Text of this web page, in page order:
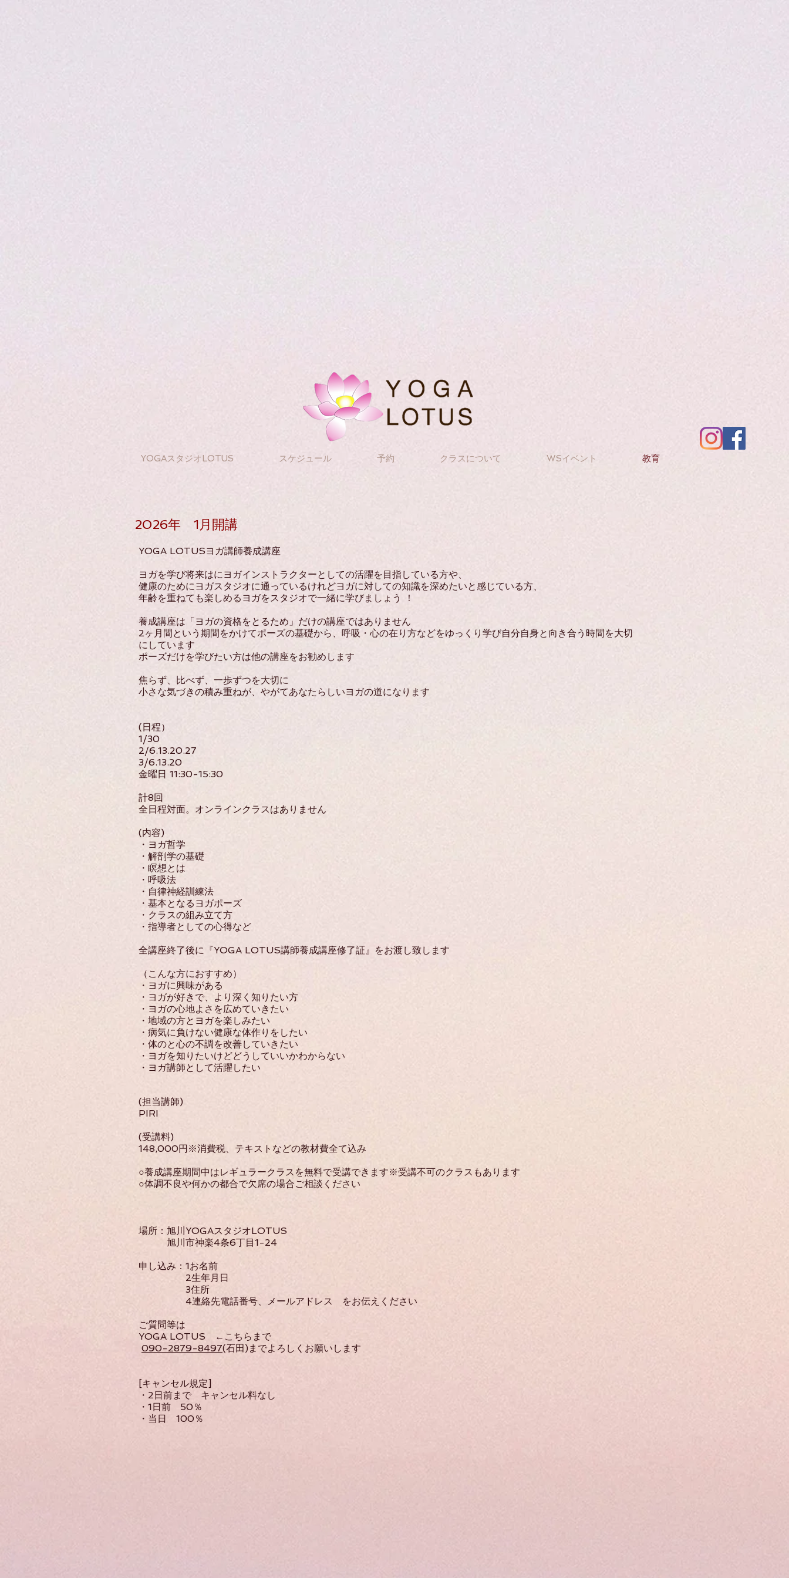
YOGAスタジオLOTUS スケジュール 予約 クラスについて WSイベント 教育
2026年 1月開講
YOGA LOTUSヨガ講師養成講座
ヨガを学び将来はにヨガインストラクターとしての活躍を目指している方や、
健康のためにヨガスタジオに通っているけれどヨガに対しての知識を深めたいと感じている方、
年齢を重ねても楽しめるヨガをスタジオで一緒に学びましょう ！
養成講座は「ヨガの資格をとるため」だけの講座ではありません
2ヶ月間という期間をかけてポーズの基礎から、呼吸・心の在り方などをゆっくり学び自分自身と向き合う時間を大切
にしています
ポーズだけを学びたい方は他の講座をお勧めします
焦らず、比べず、一歩ずつを大切に
小さな気づきの積み重ねが、やがてあなたらしいヨガの道になります
(日程）
1/30
2/6.13.20.27
3/6.13.20
金曜日 11:30-15:30
計8回
全日程対面。オンラインクラスはありません
(内容)
・ヨガ哲学
・解剖学の基礎
・瞑想とは
・呼吸法
・自律神経訓練法
・基本となるヨガポーズ
・クラスの組み立て方
・指導者としての心得など
全講座終了後に『YOGA LOTUS講師養成講座修了証』をお渡し致します
（こんな方におすすめ）
・ヨガに興味がある
・ヨガが好きで、より深く知りたい方
・ヨガの心地よさを広めていきたい
・地域の方とヨガを楽しみたい
・病気に負けない健康な体作りをしたい
・体のと心の不調を改善していきたい
・ヨガを知りたいけどどうしていいかわからない
・ヨガ講師として活躍したい
(担当講師)
PIRI
(受講料)
148,000円※消費税、テキストなどの教材費全て込み
○養成講座期間中はレギュラークラスを無料で受講できます※受講不可のクラスもあります
○体調不良や何かの都合で欠席の場合ご相談ください
場所：旭川YOGAスタジオLOTUS
旭川市神楽4条6丁目1-24
申し込み：1お名前
2生年月日
3住所
4連絡先電話番号、メールアドレス をお伝えください
ご質問等は
YOGA LOTUS ​ ←こちらまで
090-2879-8497(石田)までよろしくお願いします
[キャンセル規定]
・2日前まで キャンセル料なし
・1日前 50％
・当日 100％